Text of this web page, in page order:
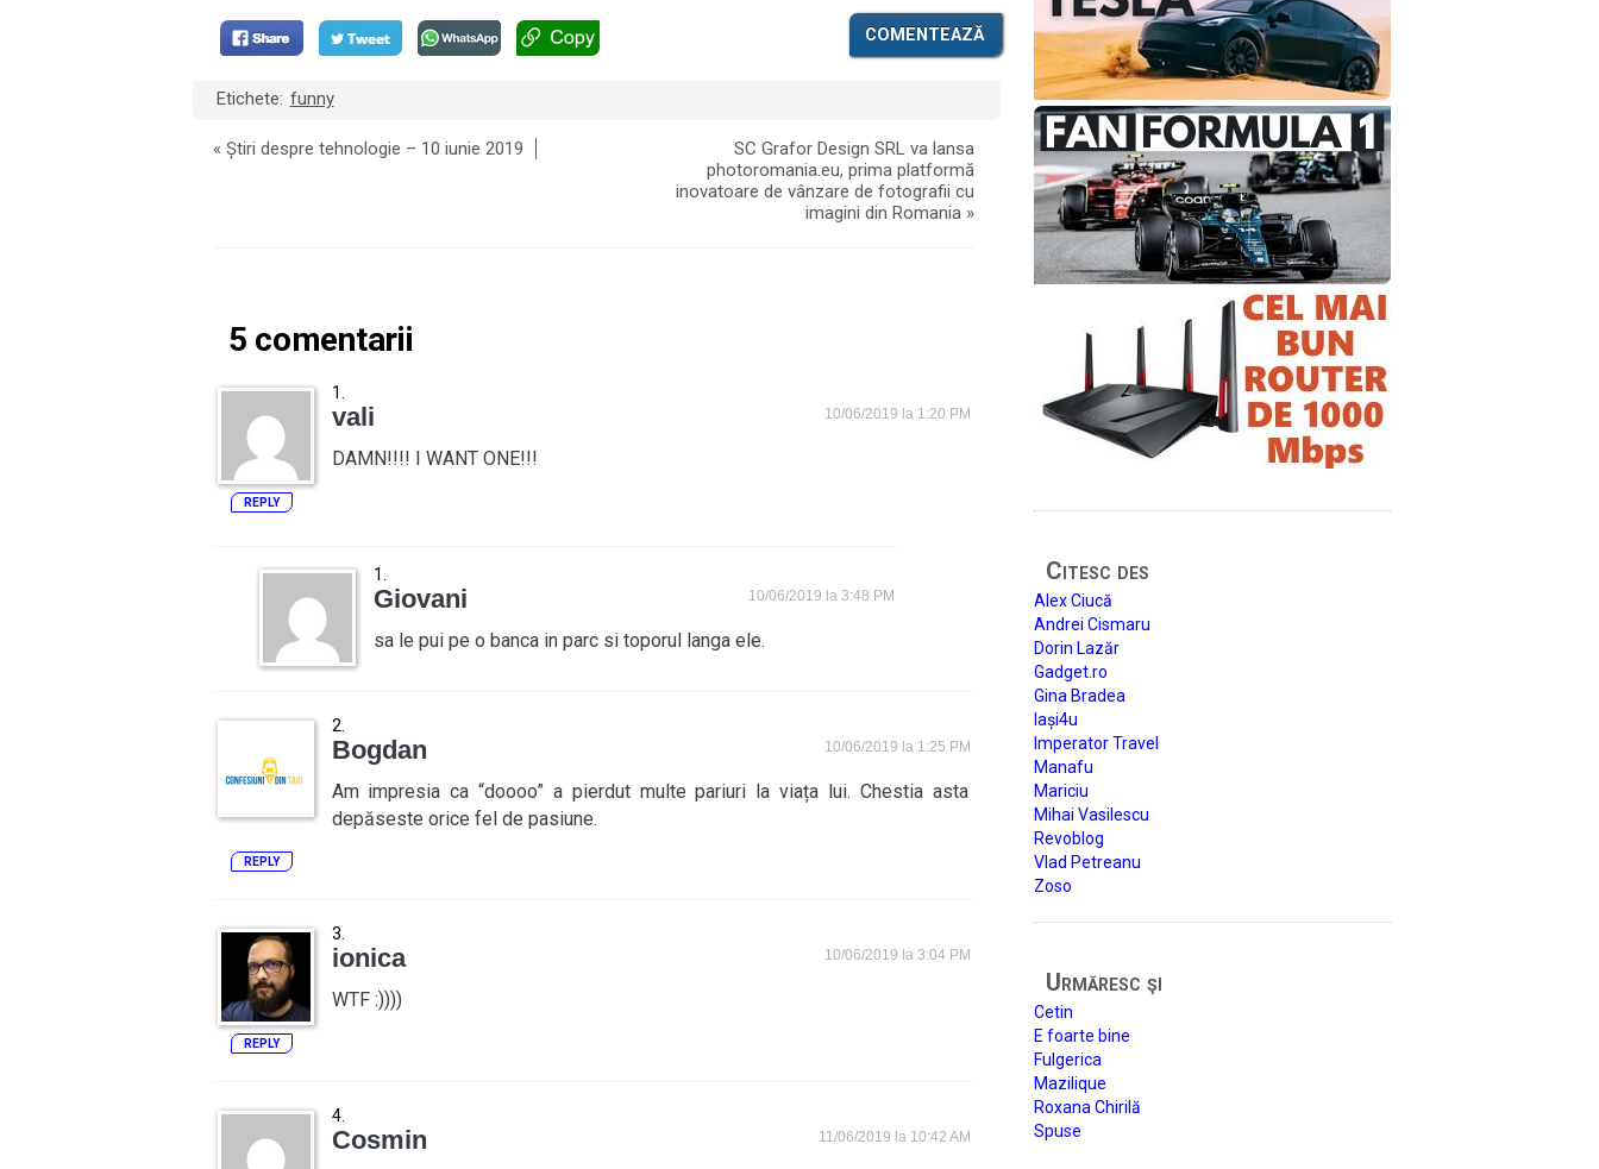
COMENTEAZĂ
Etichete: funny
« Știri despre tehnologie – 10 iunie 2019
SC Grafor Design SRL va lansa
photoromania.eu, prima platformă
inovatoare de vânzare de fotografii cu
imagini din Romania»
5 comentarii
vali 10/06/2019 la 1:20 PM
DAMN!!!! I WANT ONE!!!
REPLY
Giovani 10/06/2019 la 3:48 PM
sa le pui pe o banca in parc si toporul langa ele.
Bogdan 10/06/2019 la 1:25 PM
Am impresia ca “doooo” a pierdut multe pariuri la viața lui. Chestia asta
depăseste orice fel de pasiune.
REPLY
ionica 10/06/2019 la 3:04 PM
WTF :))))
REPLY
Cosmin 11/06/2019 la 10:42 AM
Citesc des
Alex Ciucă
Andrei Cismaru
Dorin Lazăr
Gadget.ro
Gina Bradea
Iași4u
Imperator Travel
Manafu
Mariciu
Mihai Vasilescu
Revoblog
Vlad Petreanu
Zoso
Urmăresc şi
Cetin
E foarte bine
Fulgerica
Mazilique
Roxana Chirilă
Spuse